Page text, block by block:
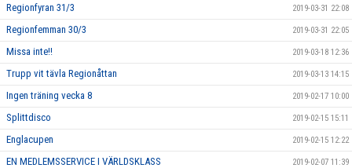
Regionfyran 31/3 2019-03-31 22:08
Regionfemman 30/3 2019-03-31 22:05
Missa inte!! 2019-03-18 12:36
Trupp vit tävla Regionåttan 2019-03-13 14:15
Ingen träning vecka 8 2019-02-17 10:00
Splittdisco 2019-02-15 15:11
Englacupen 2019-02-15 12:22
EN MEDLEMSSERVICE I VÄRLDSKLASS 2019-02-07 11:39